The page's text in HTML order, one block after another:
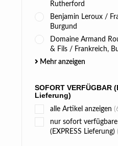
Rutherford
Benjamin Leroux /
Burgund
Domaine Armand
& Fils / Frankreich,
Mehr anzeigen
SOFORT VERFÜGBAR
Lieferung)
alle Artikel anzeigen
nur sofort
(EXPRESS Lieferung)